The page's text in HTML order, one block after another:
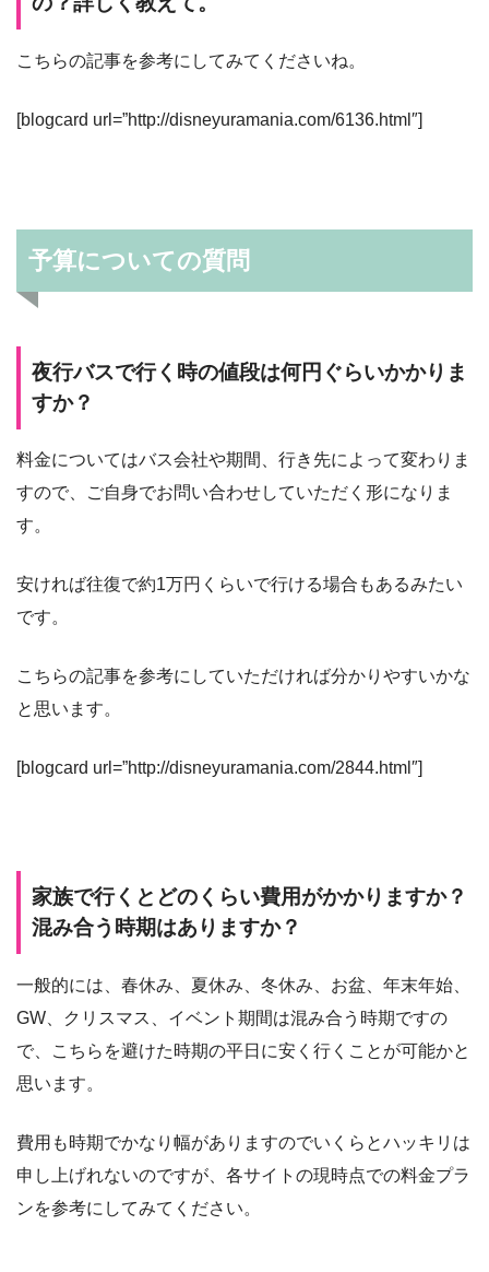
こちらの記事を参考にしてみてくださいね。
[blogcard url=”http://disneyuramania.com/6136.html″]
予算についての質問
夜行バスで行く時の値段は何円ぐらいかかりま
すか？
料金についてはバス会社や期間、行き先によって変わりま
すので、ご自身でお問い合わせしていただく形になりま
す。
安ければ往復で約1万円くらいで行ける場合もあるみたい
です。
こちらの記事を参考にしていただければ分かりやすいかな
と思います。
[blogcard url=”http://disneyuramania.com/2844.html″]
家族で行くとどのくらい費用がかかりますか？
混み合う時期はありますか？
一般的には、春休み、夏休み、冬休み、お盆、年末年始、
GW、クリスマス、イベント期間は混み合う時期ですの
で、こちらを避けた時期の平日に安く行くことが可能かと
思います。
費用も時期でかなり幅がありますのでいくらとハッキリは
申し上げれないのですが、各サイトの現時点での料金プラ
ンを参考にしてみてください。